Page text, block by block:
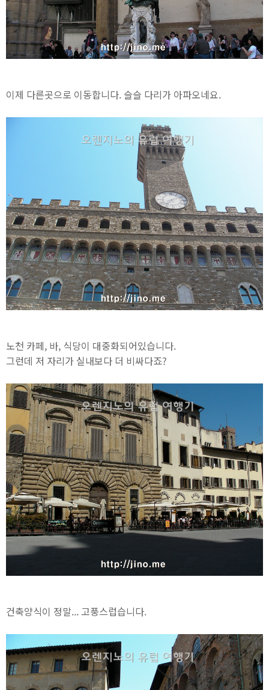
이제 다른곳으로 이동합니다. 슬슬 다리가 아파오네요.
노천 카페, 바, 식당이 대중화되어있습니다.
그런데 저 자리가 실내보다 더 비싸다죠?
건축양식이 정말... 고풍스럽습니다.